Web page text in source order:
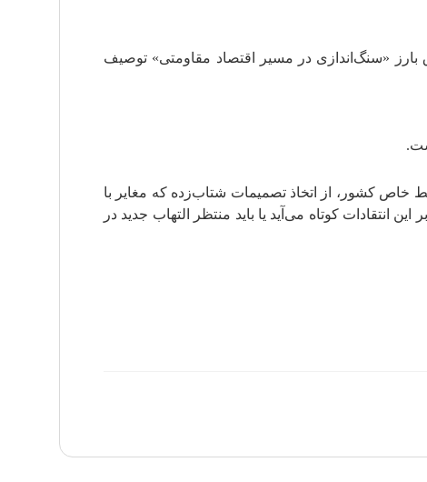
بارز «سنگ‌اندازی در مسیر اقتصاد مقاومتی» توصیف
خاص کشور، از اتخاذ تصمیمات شتاب‌زده که مغایر با
انتقادات کوتاه می‌آید یا باید منتظر التهاب جدید در